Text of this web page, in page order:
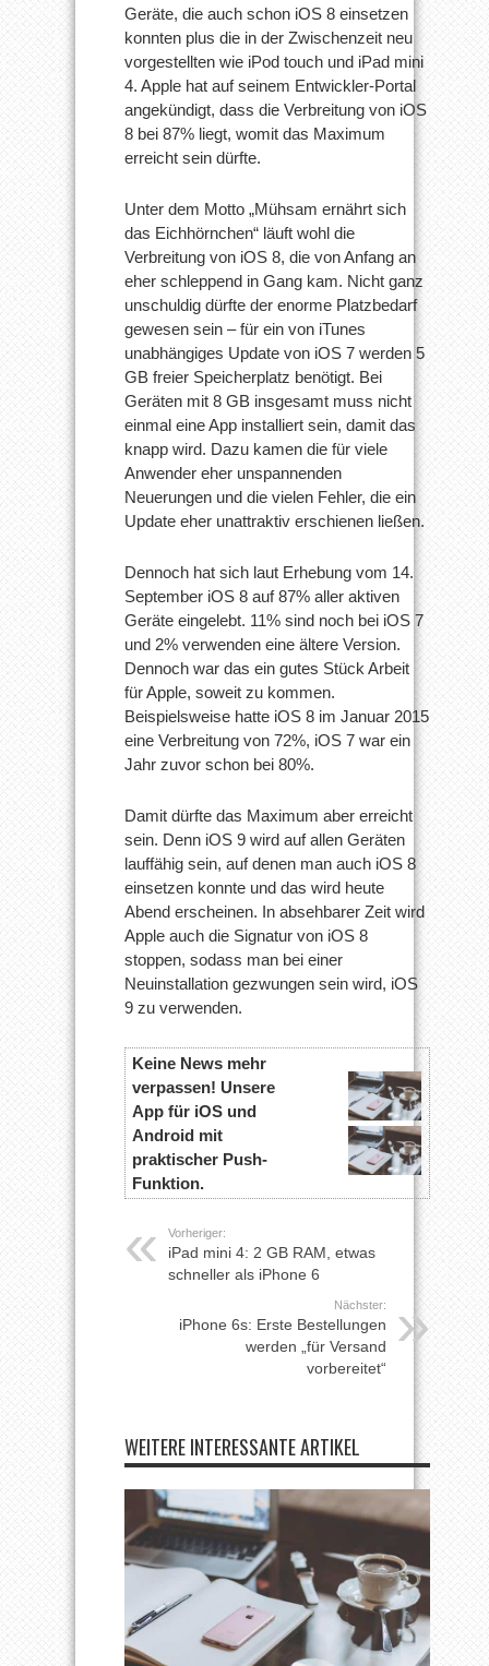
die
Spitze
Eisbergs
Geräte, die auch schon iOS 8 einsetzen
konnten plus die in der Zwischenzeit neu
vorgestellten wie iPod touch und iPad mini
4. Apple hat auf seinem Entwickler-Portal
angekündigt, dass die Verbreitung von iOS
8 bei 87% liegt, womit das Maximum
erreicht sein dürfte.
Unter dem Motto „Mühsam ernährt sich
das Eichhörnchen“ läuft wohl die
Verbreitung von iOS 8, die von Anfang an
eher schleppend in Gang kam. Nicht ganz
unschuldig dürfte der enorme Platzbedarf
gewesen sein – für ein von iTunes
unabhängiges Update von iOS 7 werden 5
GB freier Speicherplatz benötigt. Bei
Geräten mit 8 GB insgesamt muss nicht
einmal eine App installiert sein, damit das
knapp wird. Dazu kamen die für viele
Anwender eher unspannenden
Neuerungen und die vielen Fehler, die ein
Update eher unattraktiv erschienen ließen.
Dennoch hat sich laut Erhebung vom 14.
September iOS 8 auf 87% aller aktiven
Geräte eingelebt. 11% sind noch bei iOS 7
und 2% verwenden eine ältere Version.
Dennoch war das ein gutes Stück Arbeit
für Apple, soweit zu kommen.
Beispielsweise hatte iOS 8 im Januar 2015
eine Verbreitung von 72%, iOS 7 war ein
Jahr zuvor schon bei 80%.
Damit dürfte das Maximum aber erreicht
sein. Denn iOS 9 wird auf allen Geräten
lauffähig sein, auf denen man auch iOS 8
einsetzen konnte und das wird heute
Abend erscheinen. In absehbarer Zeit wird
Apple auch die Signatur von iOS 8
stoppen, sodass man bei einer
Neuinstallation gezwungen sein wird, iOS
9 zu verwenden.
Keine News mehr
verpassen! Unsere
App für iOS und
Android mit
praktischer Push-
Funktion.
Vorheriger:
iPad mini 4: 2 GB RAM, etwas
schneller als iPhone 6
Nächster:
iPhone 6s: Erste Bestellungen
werden „für Versand
vorbereitet“
WEITERE INTERESSANTE ARTIKEL